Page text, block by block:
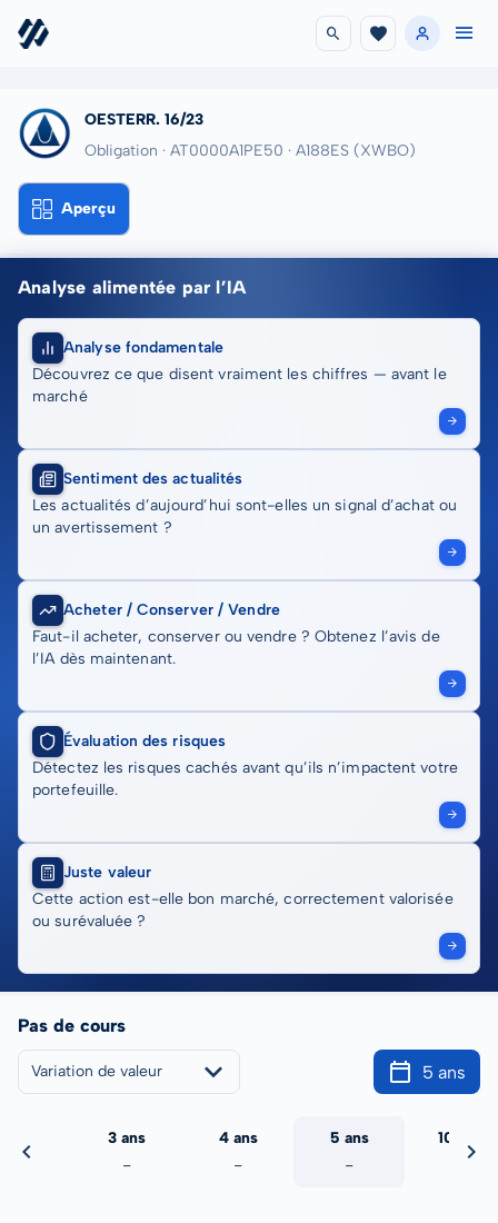
OESTERR. 16/23
Obligation · AT0000A1PE50 · A188ES (XWBO)
Aperçu
Analyse alimentée par l’IA
Analyse fondamentale
Découvrez ce que disent vraiment les chiffres — avant le
marché
Sentiment des actualités
Les actualités d’aujourd’hui sont-elles un signal d’achat ou
un avertissement ?
Acheter / Conserver / Vendre
Faut-il acheter, conserver ou vendre ? Obtenez l’avis de
l’IA dès maintenant.
Évaluation des risques
Détectez les risques cachés avant qu’ils n’impactent votre
portefeuille.
Juste valeur
Cette action est-elle bon marché, correctement valorisée
ou surévaluée ?
Pas de cours
Variation de valeur 5 ans
3 ans
-
4 ans
-
5 ans
-
10 ans